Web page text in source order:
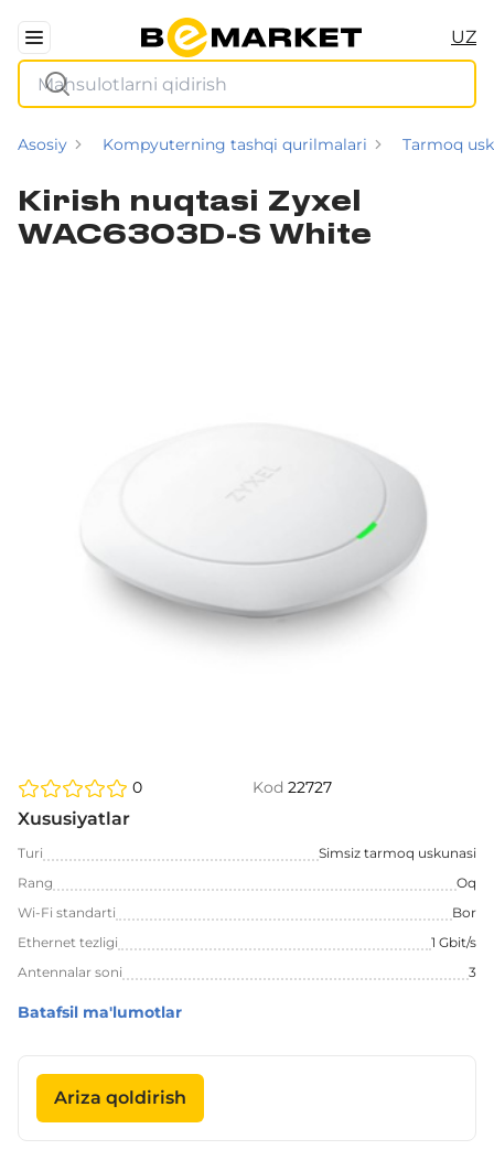
UZ
Asosiy Kompyuterning tashqi qurilmalari Tarmoq
Kirish nuqtasi Zyxel
WAC6303D-S White
0 Kod 22727
Xususiyatlar
Turi
Simsiz tarmoq uskunasi
Rang
Oq
Wi-Fi standarti
Bor
Ethernet tezligi
1 Gbit/s
Antennalar soni
3
Batafsil ma'lumotlar
Ariza qoldirish